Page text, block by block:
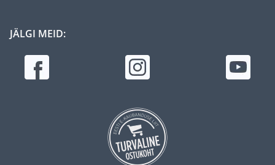
JÄLGI MEID: